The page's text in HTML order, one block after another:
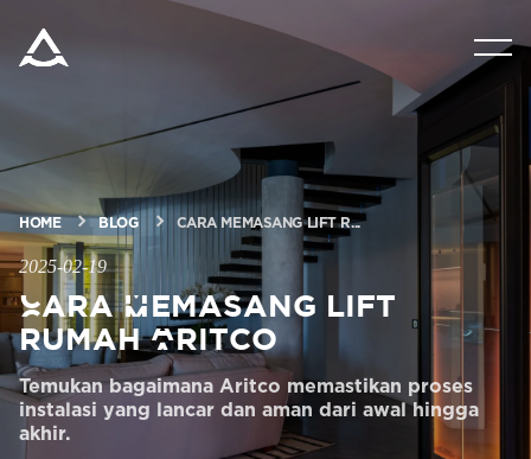
PRODUK
MINTA PERKIRAAN HARGA
TEKNOLOGI
BLOG & BERITA
TENTANG ARITCO
HOME BLOG CARA MEMASANG LIFT R...
2025-02-19
Cara Memasang lift
rumah Aritco
Temukan bagaimana Aritco memastikan proses
instalasi yang lancar dan aman dari awal hingga
akhir.